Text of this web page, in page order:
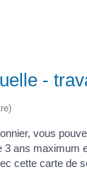
-
vous
ans maximum
cette carte de